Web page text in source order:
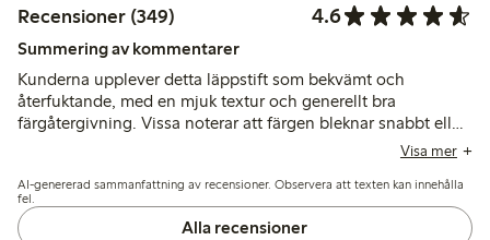
Recensioner (349) 4.6
Summering av kommentarer
Kunderna upplever detta läppstift som bekvämt och
återfuktande, med en mjuk textur och generellt bra
färgåtergivning. Vissa noterar att färgen bleknar snabbt eller
ser mörkare ut än förväntat, medan några nämner torrhet
Visa mer
AI-genererad sammanfattning av recensioner. Observera att texten kan innehålla
fel.
Alla recensioner